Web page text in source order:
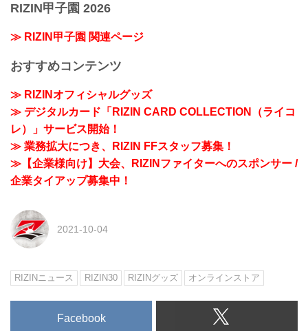
RIZIN甲子園 2026
≫ RIZIN甲子園 関連ページ
おすすめコンテンツ
≫ RIZINオフィシャルグッズ
≫ デジタルカード「RIZIN CARD COLLECTION（ライコ
レ）」サービス開始！
≫ 業務拡大につき、RIZIN FFスタッフ募集！
≫【企業様向け】大会、RIZINファイターへのスポンサー /
企業タイアップ募集中！
2021-10-04
RIZINニュース RIZIN30 RIZINグッズ オンラインストア
Facebook